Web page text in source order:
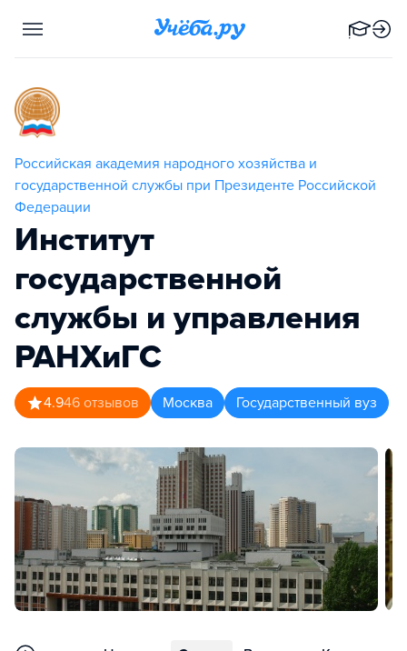
Российская академия народного хозяйства и
государственной службы при Президенте Российской
Федерации
Институт
государственной
службы и управления
РАНХиГС
4.946 отзывов Москва Государственный вуз